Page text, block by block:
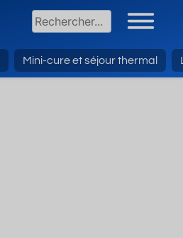
Mini-cure et séjour thermal